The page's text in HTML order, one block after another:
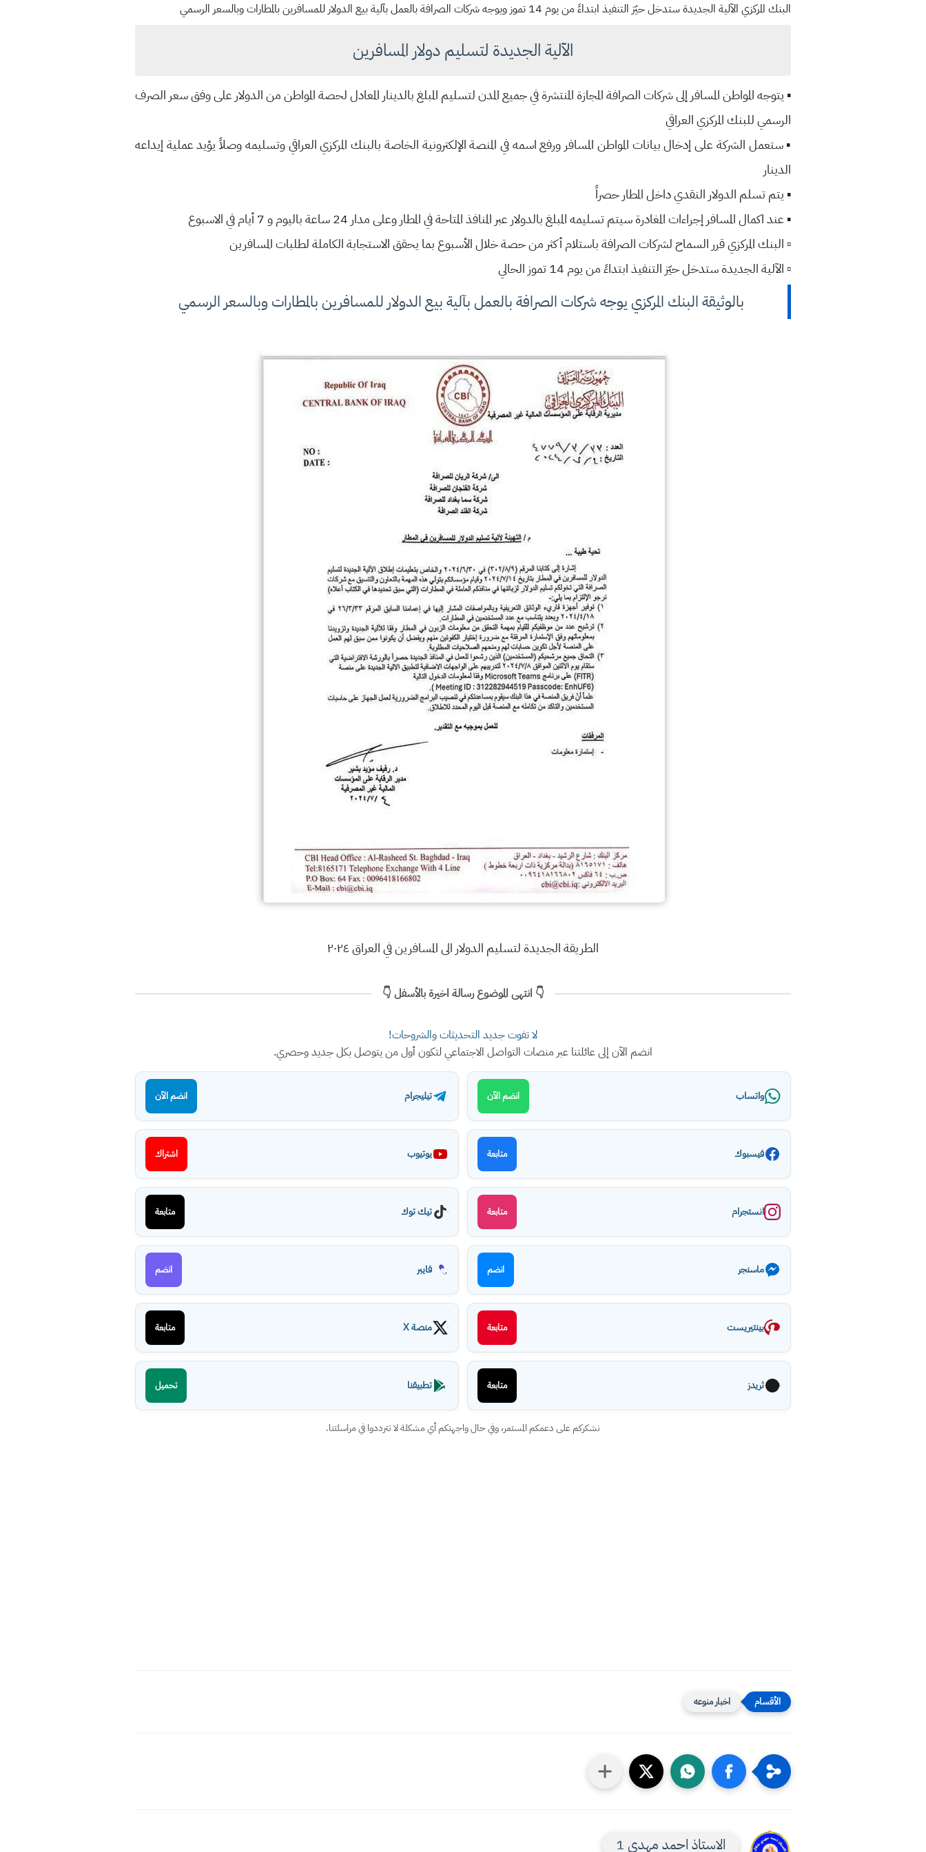
البنك المركزي الآلية الجديدة ستدخل حيّز التنفيذ ابتداءً من يوم 14 تموز ويوجه شركات الصرافة بالعمل بآلية بيع الدولار للمسافرين بالمطارات وبالسعر الرسمي
الآلية الجديدة لتسليم دولار المسافرين
▪️ يتوجه المواطن المسافر إلى شركات الصرافة المجازة المنتشرة في جميع المدن لتسليم المبلغ بالدينار المعادل لحصة المواطن من الدولار على وفق سعر الصرف
الرسمي للبنك المركزي العراقي
▪️ ستعمل الشركة على إدخال بيانات المواطن المسافر ورفع اسمه في المنصة الإلكترونية الخاصة بالبنك المركزي العراقي وتسليمه وصلاً يؤيد عملية إيداعه
الدينار
▪️ يتم تسلم الدولار النقدي داخل المطار حصراً
▪️ عند اكمال المسافر إجراءات المغادرة سيتم تسليمه المبلغ بالدولار عبر المنافذ المتاحة في المطار وعلى مدار 24 ساعة باليوم و 7 أيام في الاسبوع
▫️ البنك المركزي قرر السماح لشركات الصرافة باستلام أكثر من حصة خلال الأسبوع بما يحقق الاستجابة الكاملة لطلبات المسافرين
▫️ الآلية الجديدة ستدخل حيّز التنفيذ ابتداءً من يوم 14 تموز الحالي
بالوثيقة البنك المركزي يوجه شركات الصرافة بالعمل بآلية بيع الدولار للمسافرين بالمطارات وبالسعر الرسمي
الطريقة الجديدة لتسليم الدولار الى المسافرين في العراق ٢٠٢٤
👇 انتهى الموضوع رسالة اخيرة بالأسفل 👇
لا تفوت جديد التحديثات والشروحات!
انضم الآن إلى عائلتنا عبر منصات التواصل الاجتماعي لتكون أول من يتوصل بكل جديد وحصري.
واتساب انضم الآن تيليجرام انضم الآن
فيسبوك متابعة يوتيوب اشتراك
انستجرام متابعة تيك توك متابعة
ماسنجر انضم فايبر انضم
بينتيريست متابعة منصة X متابعة
ثريدز متابعة تطبيقنا تحميل
نشكركم على دعمكم المستمر، وفي حال واجهتكم أي مشكلة لا تترددوا في مراسلتنا.
اخبار منوعه
الاستاذ احمد مهدي 1